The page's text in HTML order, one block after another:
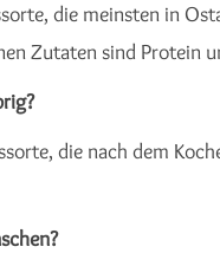
die meinsten in
Zutaten sind Protein
die nach dem